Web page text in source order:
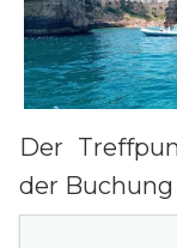
Der
der